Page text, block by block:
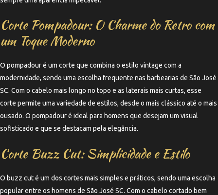
Corte Pompadour: O Charme do Retro com
um Toque Moderno
O pompadour é um corte que combina o estilo vintage com a
modernidade, sendo uma escolha frequente nas barbearias de São José
SC. Com o cabelo mais longo no topo e as laterais mais curtas, esse
corte permite uma variedade de estilos, desde o mais clássico até o mais
ousado. O pompadour é ideal para homens que desejam um visual
sofisticado e que se destacam pela elegância.
Corte Buzz Cut: Simplicidade e Estilo
O buzz cut é um dos cortes mais simples e práticos, sendo uma escolha
popular entre os homens de São José SC. Com o cabelo cortado bem